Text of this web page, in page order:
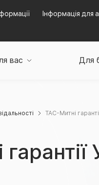
Інформація для
вас Для
ТАС-Митні